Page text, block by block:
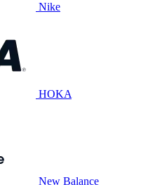
Nike
HOKA
New Balance